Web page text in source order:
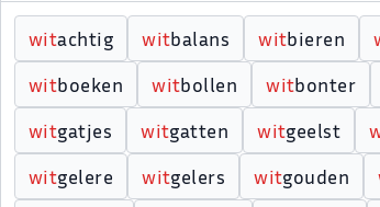
witachtig witbalans witbieren
witboeken witbollen witbonter
witgatjes witgatten witgeelst
witgelere witgelers witgouden